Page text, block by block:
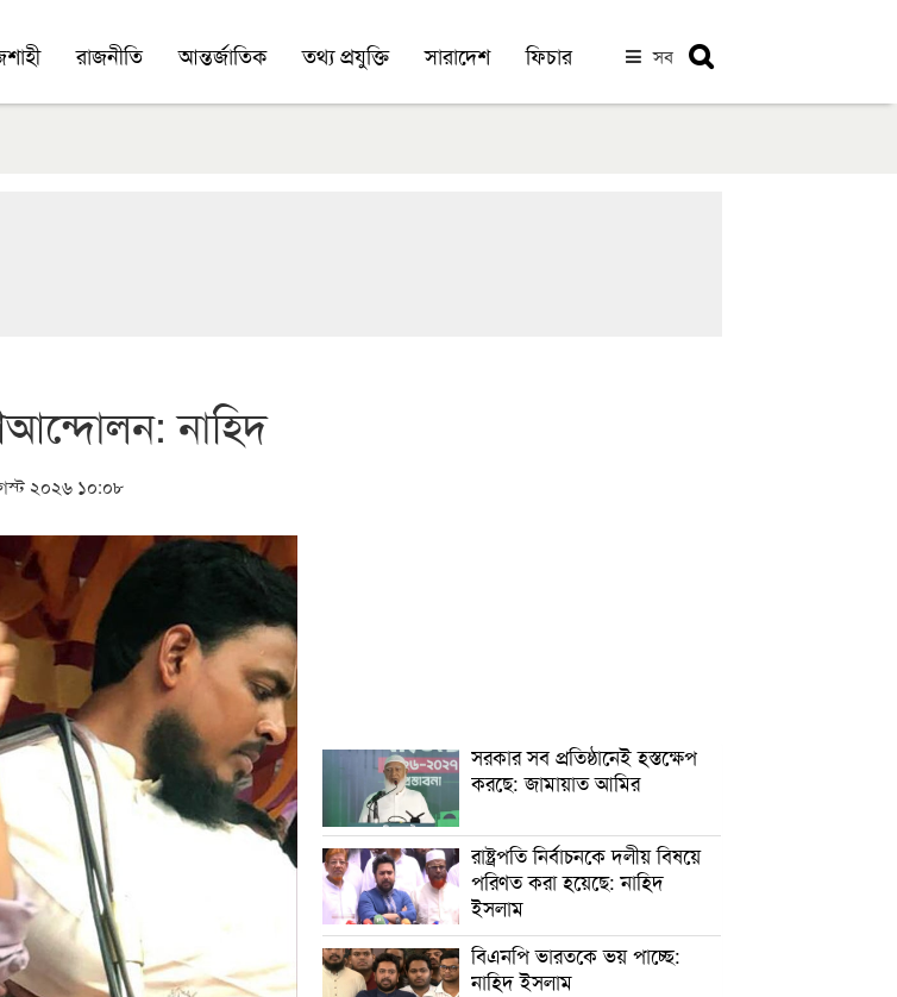
রাজনীতি আন্তর্জাতিক তথ্য প্রযুক্তি সারাদেশ ফিচার সব
নাহিদ
২০২৬ ১০:০৮
সরকার সব প্রতিষ্ঠানেই হস্তক্ষেপ
করছে: জামায়াত আমির
রাষ্ট্রপতি নির্বাচনকে দলীয় বিষয়ে
পরিণত করা হয়েছে: নাহিদ
ইসলাম
বিএনপি ভারতকে ভয় পাচ্ছে:
নাহিদ ইসলাম